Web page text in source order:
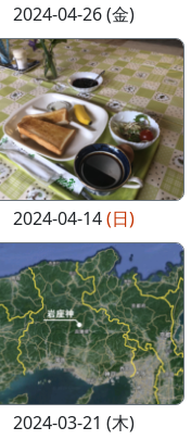
2024-04-26 (金)
2024-04-14(日)
2024-03-21 (木)